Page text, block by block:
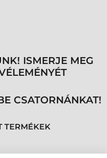
ISMERJE MEG
CSATORNÁNKAT!
TERMÉKEK